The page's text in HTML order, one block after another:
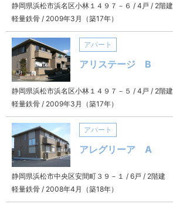
静岡県浜松市浜名区小林１４９７－６ / 4戸 / 2階建
軽量鉄骨 / 2009年3月（築17年）
アパート
アリステージ B
静岡県浜松市浜名区小林１４９７－５ / 4戸 / 2階建
軽量鉄骨 / 2009年3月（築17年）
アパート
アレグリーア A
静岡県浜松市中央区安間町３９－１ / 6戸 / 2階建
軽量鉄骨 / 2008年4月（築18年）